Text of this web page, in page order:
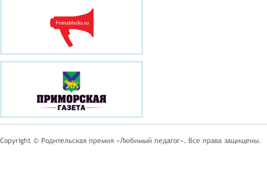
Copyright © Родительская премия «Любимый педагог». Все права защищены.